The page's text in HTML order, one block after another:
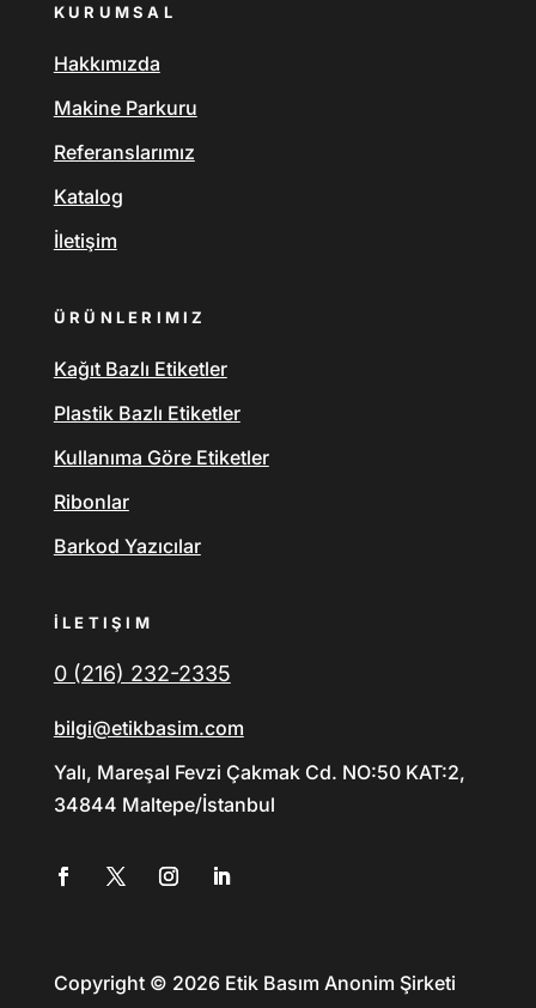
KURUMSAL
Hakkımızda
Makine Parkuru
Referanslarımız
Katalog
İletişim
ÜRÜNLERIMIZ
Kağıt Bazlı Etiketler
Plastik Bazlı Etiketler
Kullanıma Göre Etiketler
Ribonlar
Barkod Yazıcılar
İLETIŞIM
0 (216) 232-2335
bilgi@etikbasim.com
Yalı, Mareşal Fevzi Çakmak Cd. NO:50 KAT:2,
34844 Maltepe/İstanbul
Copyright © 2026 Etik Basım Anonim Şirketi